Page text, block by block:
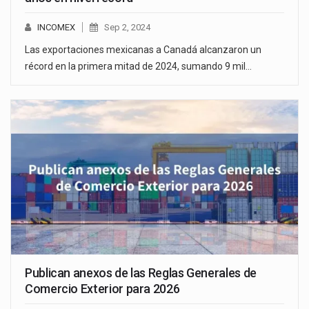
INCOMEX Sep 2, 2024
Las exportaciones mexicanas a Canadá alcanzaron un
récord en la primera mitad de 2024, sumando 9 mil…
Publican anexos de las Reglas Generales de
Comercio Exterior para 2026